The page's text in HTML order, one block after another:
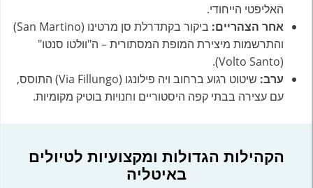
האליפטי הייחודי.
אחר הצהריים:
ביקור בקתדרלת סן מרטינו (San Martino)
והתרשמות מיצירת המופת המסתורית – ה"וולטו סנטו"
(Volto Santo).
ערב:
שיטוט רגוע ברחוב ויה פילונגו (Via Fillungo) התוסס,
עם עצירה בבתי קפה היסטוריים וחנויות בוטיק מקומיות.
הקהילות הגדולות ומקצועיות לטיולים
באיטליה